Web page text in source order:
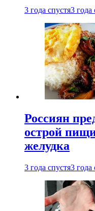
3 года спустя3 года
Россиян
острой
желудка
3 года спустя3 года